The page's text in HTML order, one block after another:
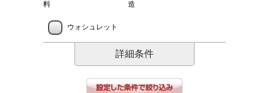
料 造
ウォシュレット